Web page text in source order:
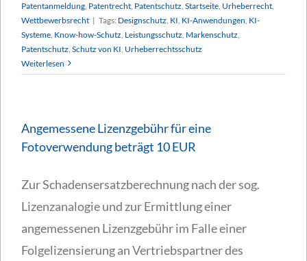
Patentanmeldung Patentrecht Patentschutz Startseite Urheberrecht
Wettbewerbsrecht | Tags: Designschutz KI KI-Anwendungen KI-
Systeme Know-how-Schutz Leistungsschutz Markenschutz
Patentschutz Schutz von KI Urheberrechtsschutz
Weiterlesen
Angemessene Lizenzgebühr für eine
Fotoverwendung beträgt 10 EUR
Zur Schadensersatzberechnung nach der sog.
Lizenzanalogie und zur Ermittlung einer
angemessenen Lizenzgebühr im Falle einer
Folgelizensierung an Vertriebspartner des